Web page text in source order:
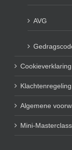
AVG
Cookieverklaring
Klachtenregeling
Algemene
Mini-